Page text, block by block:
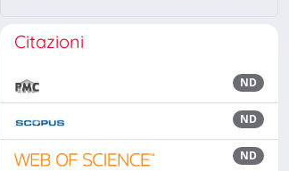
Citazioni
ND
ND
ND